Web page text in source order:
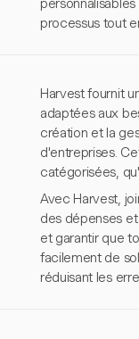
processus tout
Harvest fournit
adaptées aux
création et la
d'entreprises.
catégorisées,
Avec Harvest,
des dépenses
et garantir que
facilement de
réduisant les